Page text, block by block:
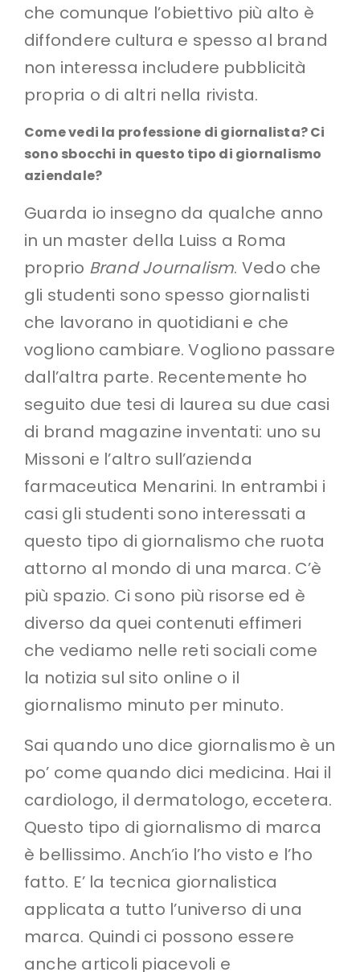
che comunque l’obiettivo più alto è
diffondere cultura e spesso al brand
non interessa includere pubblicità
propria o di altri nella rivista.
Come vedi la professione di giornalista? Ci
sono sbocchi in questo tipo di giornalismo
aziendale?
Guarda io insegno da qualche anno
in un master della Luiss a Roma
proprio Brand Journalism. Vedo che
gli studenti sono spesso giornalisti
che lavorano in quotidiani e che
vogliono cambiare. Vogliono passare
dall’altra parte. Recentemente ho
seguito due tesi di laurea su due casi
di brand magazine inventati: uno su
Missoni e l’altro sull’azienda
farmaceutica Menarini. In entrambi i
casi gli studenti sono interessati a
questo tipo di giornalismo che ruota
attorno al mondo di una marca. C’è
più spazio. Ci sono più risorse ed è
diverso da quei contenuti effimeri
che vediamo nelle reti sociali come
la notizia sul sito online o il
giornalismo minuto per minuto.
Sai quando uno dice giornalismo è un
po’ come quando dici medicina. Hai il
cardiologo, il dermatologo, eccetera.
Questo tipo di giornalismo di marca
è bellissimo. Anch’io l’ho visto e l’ho
fatto. E’ la tecnica giornalistica
applicata a tutto l’universo di una
marca. Quindi ci possono essere
anche articoli piacevoli e